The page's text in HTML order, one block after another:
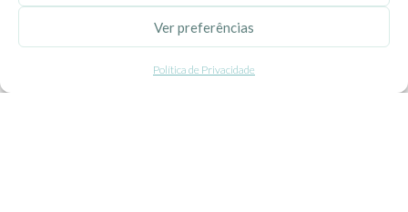
Ver preferências
Política de Privacidade
Trocas e Devoluções